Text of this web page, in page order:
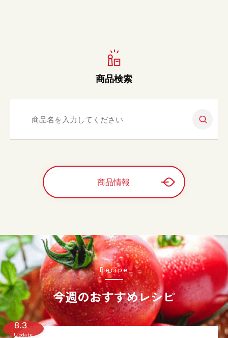
商品検索
商品情報
今週のおすすめレシピ
Recipe
8.3
Update